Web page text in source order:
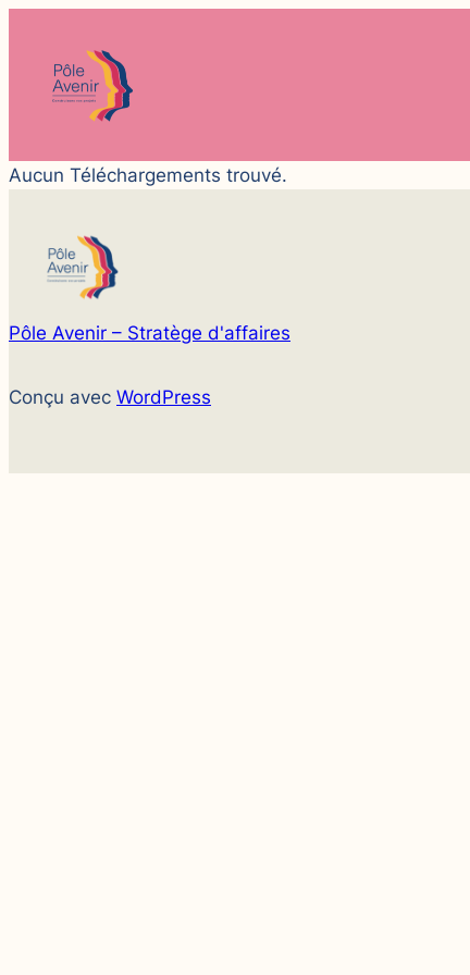
Aucun Téléchargements trouvé.
Pôle Avenir – Stratège d'affaires
Conçu avec WordPress